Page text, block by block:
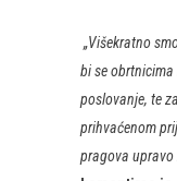
„Višekratno
bi se
poslovanje, te
prihvaćenom
pragova upravo